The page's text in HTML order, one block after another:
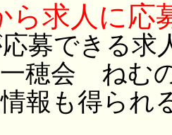
求人に応
募できる求
穂会 ねむの
報も得られ